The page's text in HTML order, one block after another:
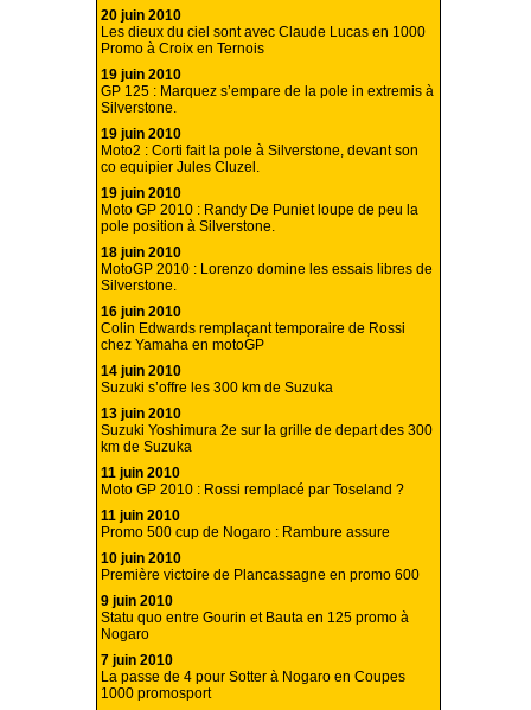
20 juin 2010
Les dieux du ciel sont avec Claude Lucas en 1000
Promo à Croix en Ternois
19 juin 2010
GP 125 : Marquez s’empare de la pole in extremis à
Silverstone.
19 juin 2010
Moto2 : Corti fait la pole à Silverstone, devant son
co equipier Jules Cluzel.
19 juin 2010
Moto GP 2010 : Randy De Puniet loupe de peu la
pole position à Silverstone.
18 juin 2010
MotoGP 2010 : Lorenzo domine les essais libres de
Silverstone.
16 juin 2010
Colin Edwards remplaçant temporaire de Rossi
chez Yamaha en motoGP
14 juin 2010
Suzuki s’offre les 300 km de Suzuka
13 juin 2010
Suzuki Yoshimura 2e sur la grille de depart des 300
km de Suzuka
11 juin 2010
Moto GP 2010 : Rossi remplacé par Toseland ?
11 juin 2010
Promo 500 cup de Nogaro : Rambure assure
10 juin 2010
Première victoire de Plancassagne en promo 600
9 juin 2010
Statu quo entre Gourin et Bauta en 125 promo à
Nogaro
7 juin 2010
La passe de 4 pour Sotter à Nogaro en Coupes
1000 promosport